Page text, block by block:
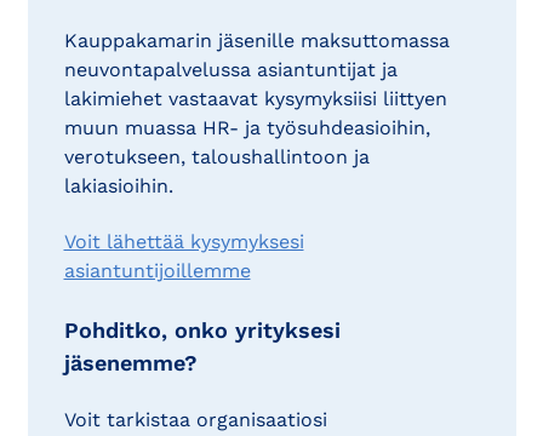
Kauppakamarin jäsenille maksuttomassa
neuvontapalvelussa asiantuntijat ja
lakimiehet vastaavat kysymyksiisi liittyen
muun muassa HR- ja työsuhdeasioihin,
verotukseen, taloushallintoon ja
lakiasioihin.
Voit lähettää kysymyksesi
asiantuntijoillemme
Pohditko, onko yrityksesi
jäsenemme?
Voit tarkistaa organisaatiosi